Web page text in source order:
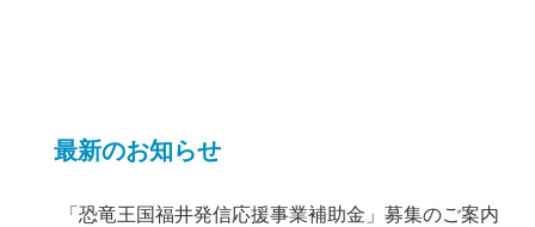
最新のお知らせ
「恐竜王国福井発信応援事業補助金」募集のご案内